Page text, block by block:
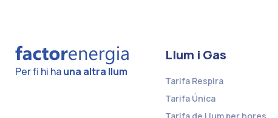
Per fi hi hauna altra llum
Llum i Gas
Tarifa Respira
Tarifa Única